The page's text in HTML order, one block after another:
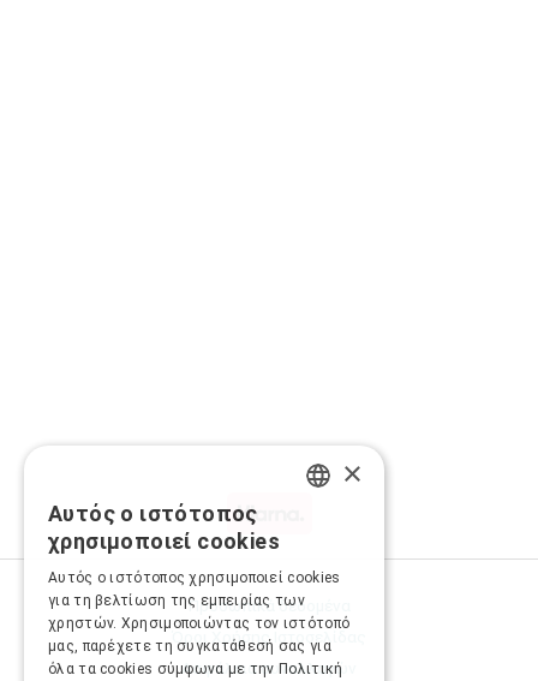
Προσωπικά δεδομένα
Όροι Χρήσης Ιστοσελίδας
Ασφάλεια συναλλαγών
×
Αυτός ο ιστότοπος
χρησιμοποιεί cookies
Αυτός ο ιστότοπος χρησιμοποιεί cookies
για τη βελτίωση της εμπειρίας των
χρηστών. Χρησιμοποιώντας τον ιστότοπό
μας, παρέχετε τη συγκατάθεσή σας για
όλα τα cookies σύμφωνα με την Πολιτική